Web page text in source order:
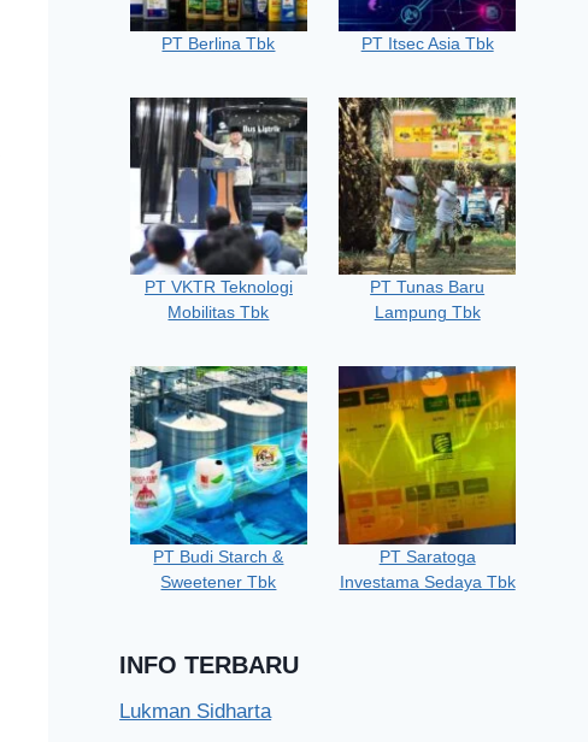
PT Berlina Tbk PT Itsec Asia Tbk
PT VKTR Teknologi
Mobilitas Tbk
PT Tunas Baru
Lampung Tbk
PT Budi Starch &
Sweetener Tbk
PT Saratoga
Investama Sedaya Tbk
INFO TERBARU
Lukman Sidharta